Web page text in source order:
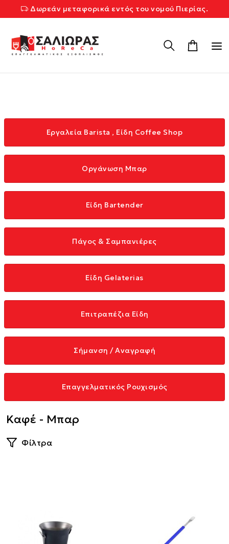
Δωρεάν μεταφορικά εντός του νομού Πιερίας.
Εργαλεία Barista , Είδη Coffee Shop
Οργάνωση Μπαρ
Είδη Bartender
Πάγος & Σαμπανιέρες
Είδη Gelaterias
Επιτραπέζια Είδη
Σήμανση / Αναγραφή
Επαγγελματικός Ρουχισμός
Καφέ - Μπαρ
Φίλτρα